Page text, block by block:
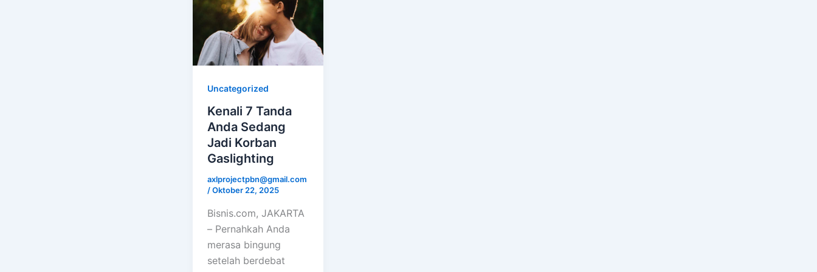
Uncategorized
Kenali 7 Tanda
Anda Sedang
Jadi Korban
Gaslighting
axlprojectpbn@gmail.com
/Oktober 22, 2025
Bisnis.com, JAKARTA
– Pernahkah Anda
merasa bingung
setelah berdebat